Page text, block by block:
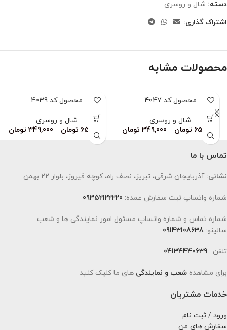
دسته: شال و روسری
اشتراک گذاری:
محصولات مشابه
محصول کد 4047
شال و روسری
659,000 تومان –
349,000 تومان
محصول کد 4039
شال و روسری
659,000 تومان –
349,000 تومان
تماس با ما
نشانی: آذربایجان شرقی، تبریز، نصف راه، کوچه فیروز، بلوار 22 بهمن
شماره واتساپ ثبت سفارش عمده: 09352122220
شماره تماس و شماره واتساپ مسئول امور نمایندگی ها و شعب
سالینو: 09143108638
تلفن : 04134440639
برای مشاهده شعب و نمایندگی های ما کلیک کنید
خدمات مشتریان
ورود / ثبت نام
سفارش های من